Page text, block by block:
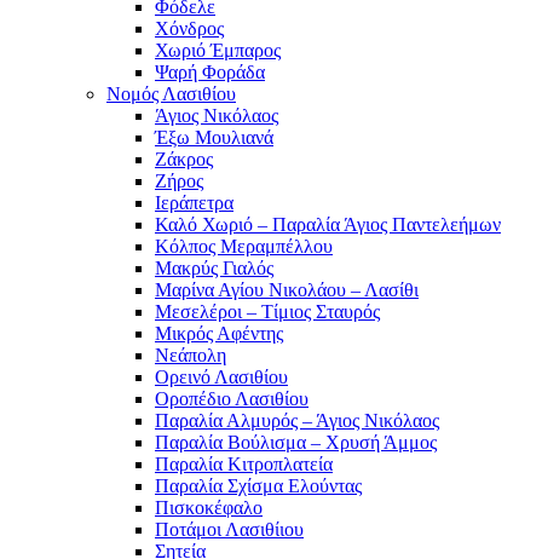
Φόδελε
Χόνδρος
Χωριό Έμπαρος
Ψαρή Φοράδα
Νομός Λασιθίου
Άγιος Νικόλαος
Έξω Μουλιανά
Ζάκρος
Ζήρος
Ιεράπετρα
Καλό Χωριό – Παραλία Άγιος Παντελεήμων
Κόλπος Μεραμπέλλου
Μακρύς Γιαλός
Μαρίνα Αγίου Νικολάου – Λασίθι
Μεσελέροι – Τίμιος Σταυρός
Μικρός Αφέντης
Νεάπολη
Ορεινό Λασιθίου
Οροπέδιο Λασιθίου
Παραλία Αλμυρός – Άγιος Νικόλαος
Παραλία Βούλισμα – Χρυσή Άμμος
Παραλία Κιτροπλατεία
Παραλία Σχίσμα Ελούντας
Πισκοκέφαλο
Ποτάμοι Λασιθίιου
Σητεία